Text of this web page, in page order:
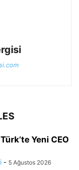
Yeni CEO
- 5 Ağustos 2026